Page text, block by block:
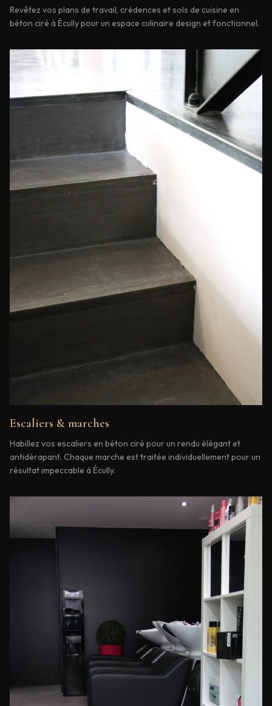
Revêtez vos plans de travail, crédences et sols de cuisine en
béton ciré à Écully pour un espace culinaire design et fonctionnel.
Escaliers & marches
Habillez vos escaliers en béton ciré pour un rendu élégant et
antidérapant. Chaque marche est traitée individuellement pour un
résultat impeccable à Écully.